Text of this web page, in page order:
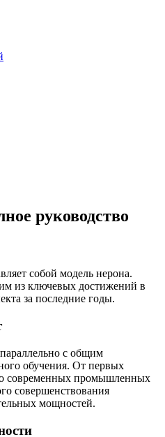
руководство
собой модель нерона.
из ключевых достижений в
за последние годы.
с общим
обучения. От первых
современных промышленных
совершенствования
мощностей.